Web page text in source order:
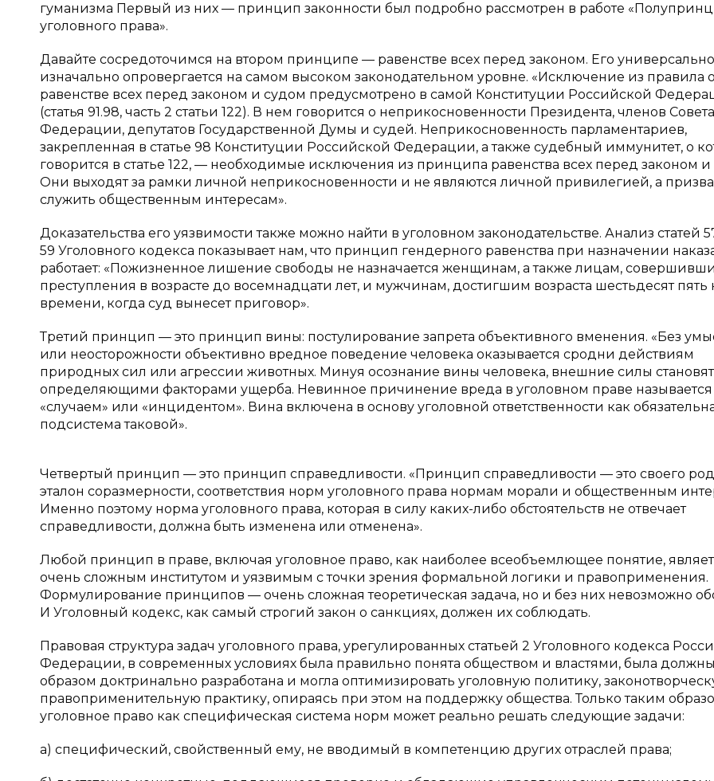
гуманизма Первый из них — принцип законности был подробно рассмотрен в работе
уголовного права».
Давайте сосредоточимся на втором принципе — равенстве всех перед законом. Его
изначально опровергается на самом высоком законодательном уровне. «Исключение из правила о
равенстве всех перед законом и судом предусмотрено в самой Конституции Российской
(статья 91.98, часть 2 статьи 122). В нем говорится о неприкосновенности Президента, членов Совета
Федерации, депутатов Государственной Думы и судей. Неприкосновенность парламентариев,
закрепленная в статье 98 Конституции Российской Федерации, а также судебный иммунитет, о
говорится в статье 122, — необходимые исключения из принципа равенства всех перед законом и
Они выходят за рамки личной неприкосновенности и не являются личной привилегией, а
служить общественным интересам».
Доказательства его уязвимости также можно найти в уголовном законодательстве. Анализ статей
59 Уголовного кодекса показывает нам, что принцип гендерного равенства при назначении
работает: «Пожизненное лишение свободы не назначается женщинам, а также лицам,
преступления в возрасте до восемнадцати лет, и мужчинам, достигшим возраста шестьдесят пять
времени, когда суд вынесет приговор».
Третий принцип — это принцип вины: постулирование запрета объективного вменения. «Без
или неосторожности объективно вредное поведение человека оказывается сродни действиям
природных сил или агрессии животных. Минуя осознание вины человека, внешние силы
определяющими факторами ущерба. Невинное причинение вреда в уголовном праве называется
«случаем» или «инцидентом». Вина включена в основу уголовной ответственности как
подсистема таковой».
Четвертый принцип — это принцип справедливости. «Принцип справедливости — это своего
эталон соразмерности, соответствия норм уголовного права нормам морали и общественным
Именно поэтому норма уголовного права, которая в силу каких-либо обстоятельств не отвечает
справедливости, должна быть изменена или отменена».
Любой принцип в праве, включая уголовное право, как наиболее всеобъемлющее понятие,
очень сложным институтом и уязвимым с точки зрения формальной логики и правоприменения.
Формулирование принципов — очень сложная теоретическая задача, но и без них невозможно
И Уголовный кодекс, как самый строгий закон о санкциях, должен их соблюдать.
Правовая структура задач уголовного права, урегулированных статьей 2 Уголовного кодекса
Федерации, в современных условиях была правильно понята обществом и властями, была
образом доктринально разработана и могла оптимизировать уголовную политику,
правоприменительную практику, опираясь при этом на поддержку общества. Только таким
уголовное право как специфическая система норм может реально решать следующие задачи:
а) специфический, свойственный ему, не вводимый в компетенцию других отраслей права;